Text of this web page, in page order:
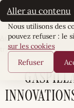
Aller au contenu
La Sultane
Accueil·Terre Mère·
transforment les
Cookies
Nous utilisons des
pouvez refuser : le
sur les cookies
Refuser